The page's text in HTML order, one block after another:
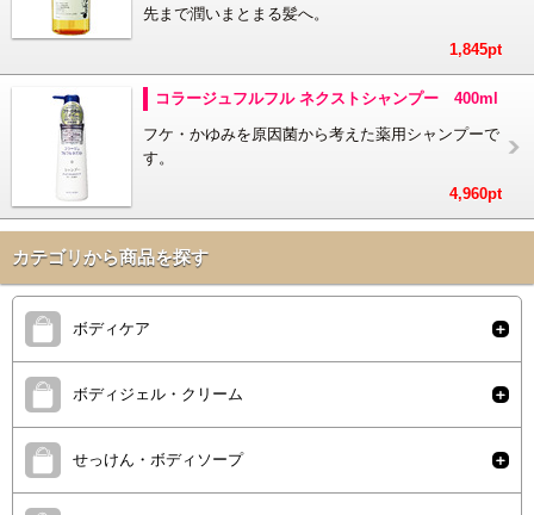
先まで潤いまとまる髪へ。
1,845pt
コラージュフルフル ネクストシャンプー 400ml
フケ・かゆみを原因菌から考えた薬用シャンプーで
す。
4,960pt
カテゴリから商品を探す
ボディケア
ボディジェル・クリーム
せっけん・ボディソープ